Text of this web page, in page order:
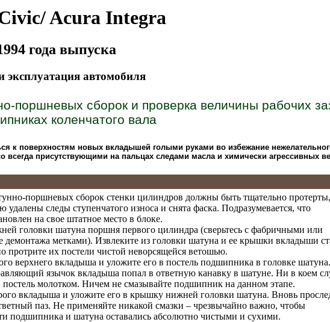
Acura Integra
года выпуска
эксплуатация автомобиля
поршневых сборок и проверка величины рабочих
коленчатого вала
к поверхностям новых вкладышей голыми руками во избежание
всегда присутствующими на пальцах следами масла и химически агрессивных
поршневых сборок стенки цилиндров должны быть тщательно
удалены следы ступенчатого износа и снята фаска. Подразумевается, что
на свое штатное место в блоке.
головки шатуна поршня первого цилиндра (сверьтесь с фабричными или
демонтажа метками). Извлеките из головки шатуна и ее крышки вкладыши
протрите их постели чистой неворсящейся ветошью.
верхнего вкладыша и уложите его в постель подшипника в головке шатуна.
язычок вкладыша попал в ответную канавку в шатуне. Ни в коем
постель молотком. Ничем не смазывайте подшипник на данном этапе.
вкладыша и уложите его в крышку нижней головки шатуна. Вновь
паз. Не применяйте никакой смазки – чрезвычайно важно, чтобы
подшипника и шатуна оставались абсолютно чистыми и сухими.